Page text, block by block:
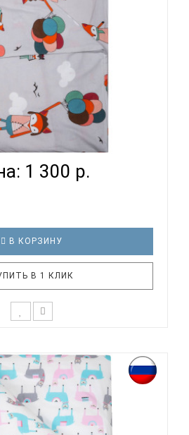
COLLECTION ЛИСЯТА -
1 300 р.
В КОРЗИНУ
В 1 КЛИК
очень основательно. Ведь
часть времени проводит в
тканей, нежный и
устойчивость к частым
важные параметр..